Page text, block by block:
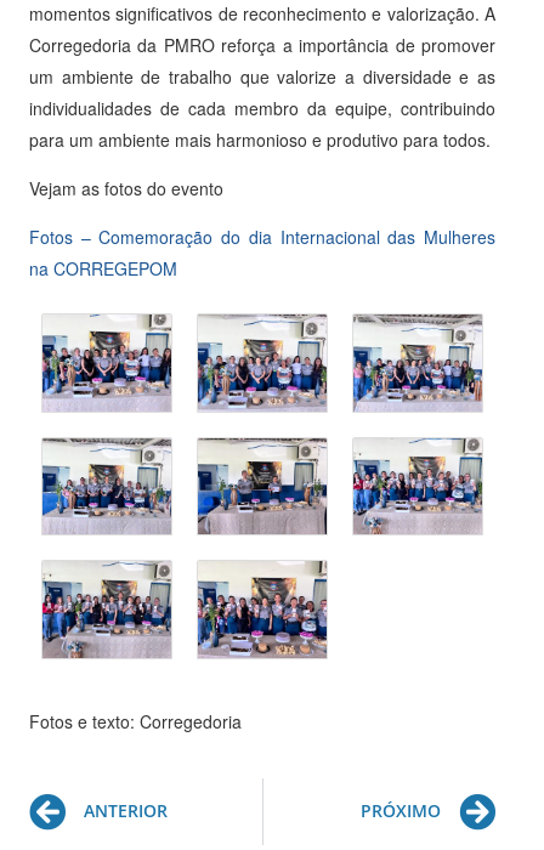
momentos significativos de reconhecimento e valorização. A
Corregedoria da PMRO reforça a importância de promover
um ambiente de trabalho que valorize a diversidade e as
individualidades de cada membro da equipe, contribuindo
para um ambiente mais harmonioso e produtivo para todos.
Vejam as fotos do evento
Fotos – Comemoração do dia Internacional das Mulheres
na CORREGEPOM
Fotos e texto: Corregedoria
Prev
ANTERIOR PRÓXIMO